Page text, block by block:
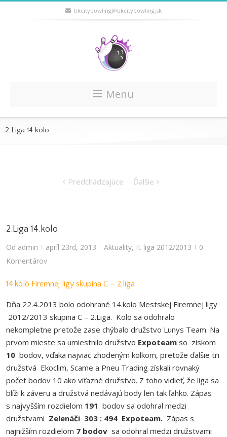
bkcitybowling@bkcitybowling.sk
Menu
2.Liga 14.kolo
Predchádzajúce Ďalšie
2.Liga 14.kolo
Od admin | apríl 23rd, 2013 | Aktuality, II. liga 2012/2013 |
0
Komentárov
14.kolo Firemnej ligy skupina C – 2.liga
Dňa 22.4.2013 bolo odohrané 14.kolo Mestskej Firemnej ligy
2012/2013 skupina C – 2.Liga. Kolo sa odohralo
nekompletne pretože zase chýbalo družstvo Lunys Team. Na
prvom mieste sa umiestnilo družstvo Expoteam so ziskom
10 bodov, vďaka najviac zhodeným kolkom, pretože ďalšie tri
družstvá Ekoclim, Scame a Pneu Trading získali rovnaký
počet bodov 10 ako víťazné družstvo. Z toho vidieť, že liga sa
blíži k záveru a družstvá nedávajú body len tak ľahko. Zápas
s najvyšším rozdielom 191 bodov sa odohral medzi
družstvami Zelenáči 303 : 494 Expoteam. Zápas s
najnižším rozdielom 7 bodov sa odohral medzi družstvami